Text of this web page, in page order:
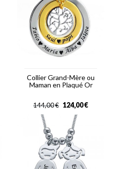
Collier Grand-Mère ou
Maman en Plaqué Or
€
144,00 €
124,00